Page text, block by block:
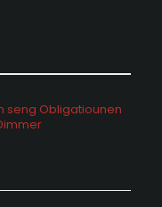
seng Obligatiounen